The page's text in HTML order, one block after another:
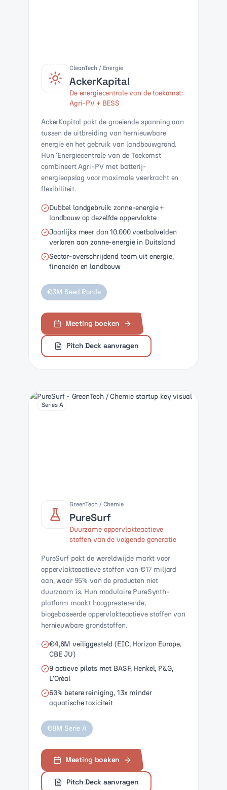
CleanTech / Energie
AckerKapital
De energiecentrale van de toekomst:
Agri-PV + BESS
AckerKapital pakt de groeiende spanning aan
tussen de uitbreiding van hernieuwbare
energie en het gebruik van landbouwgrond.
Hun 'Energiecentrale van de Toekomst'
combineert Agri-PV met batterij-
energieopslag voor maximale veerkracht en
flexibiliteit.
Dubbel landgebruik: zonne-energie +
landbouw op dezelfde oppervlakte
Jaarlijks meer dan 10.000 voetbalvelden
verloren aan zonne-energie in Duitsland
Sector-overschrijdend team uit energie,
financiën en landbouw
€3M Seed Ronde
Meeting boeken
Pitch Deck aanvragen
Series A
GreenTech / Chemie
PureSurf
Duurzame oppervlakteactieve
stoffen van de volgende generatie
PureSurf pakt de wereldwijde markt voor
oppervlakteactieve stoffen van €17 miljard
aan, waar 95% van de producten niet
duurzaam is. Hun modulaire PureSynth-
platform maakt hoogpresterende,
biogebaseerde oppervlakteactieve stoffen van
hernieuwbare grondstoffen.
€4,6M veiliggesteld (EIC, Horizon Europe,
CBE JU)
9 actieve pilots met BASF, Henkel, P&G,
L'Oréal
60% betere reiniging, 13x minder
aquatische toxiciteit
€8M Serie A
Meeting boeken
Pitch Deck aanvragen